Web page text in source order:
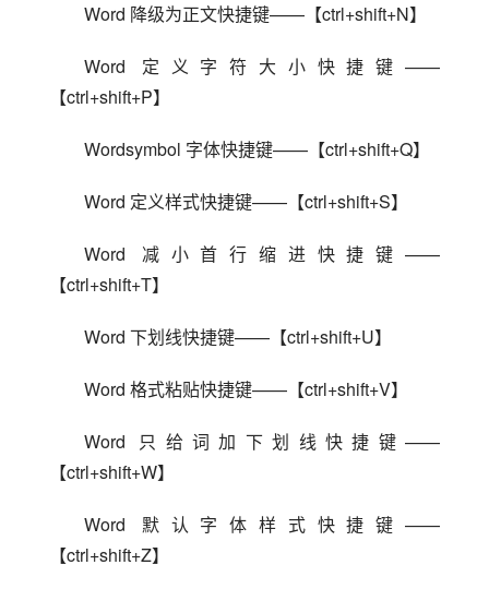
Word 降级为正文快捷键——【ctrl+shift+N】
Word 定义字符大小快捷键——
【ctrl+shift+P】
Wordsymbol 字体快捷键——【ctrl+shift+Q】
Word 定义样式快捷键——【ctrl+shift+S】
Word 减小首行缩进快捷键——
【ctrl+shift+T】
Word 下划线快捷键——【ctrl+shift+U】
Word 格式粘贴快捷键——【ctrl+shift+V】
Word 只给词加下划线快捷键——
【ctrl+shift+W】
Word 默认字体样式快捷键——
【ctrl+shift+Z】